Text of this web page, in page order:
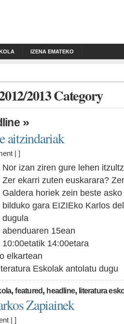
IZENA EMATEKO
2013 Category
»
aitzindariak
| ]
Nor izan ziren gure lehen
Zer ekarri zuten euskarara?
Galdera horiek zein beste
bilduko gara EIZIEko Karlos
dugula
abenduaren 15ean
10:00etatik 14:00etara
elkartean
Eskolak antolatu dugu
,featured, headline, literatura
Zapiainek
| ]